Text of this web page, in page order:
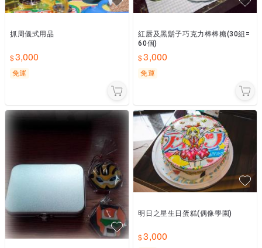
抓周儀式用品
3,000
免運
紅唇及黑鬍子巧克力棒棒糖(30組=
60個)
3,000
免運
明日之星生日蛋糕(偶像學園)
3,000